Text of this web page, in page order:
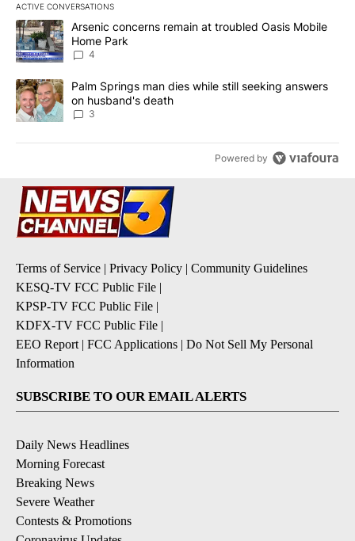
ACTIVE CONVERSATIONS
The following is a list of the most commented articles in the last
A trending article titled "Arsenic concerns remain at troubled
Arsenic concerns remain at troubled Oasis Mobile
Home Park
4
A trending article titled "Palm Springs man dies while still
Palm Springs man dies while still seeking answers
on husband's death
3
Powered by
Terms of Service | Privacy Policy | Community Guidelines
KESQ-TV FCC Public File |
KPSP-TV FCC Public File |
KDFX-TV FCC Public File |
EEO Report | FCC Applications | Do Not Sell My Personal
Information
SUBSCRIBE TO OUR EMAIL ALERTS
Daily News Headlines
Morning Forecast
Breaking News
Severe Weather
Contests & Promotions